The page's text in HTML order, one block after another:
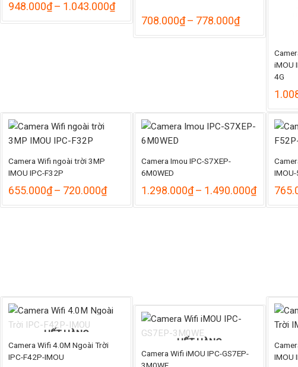
948.000₫– 1.043.000₫Khoảng
từ
948.000₫
708.000₫– 778.000₫Khoảng
từ
708.000₫
778.000₫
iMOU
4G
Camera Wifi ngoài trời 3MP
IMOU IPC-F32P
655.000₫– 720.000₫Khoảng
từ
Camera Imou IPC-S7XEP-
6M0WED
1.298.000₫– 1.490.000₫Khoảng
từ
HẾT HÀNG
Camera Wifi 4.0M Ngoài Trời
IPC-F42P-IMOU
IMOU
HẾT HÀNG
Camera Wifi iMOU IPC-GS7EP-